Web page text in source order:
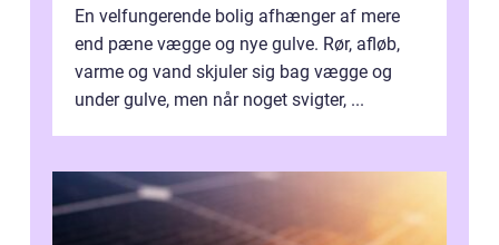
En velfungerende bolig afhænger af mere
end pæne vægge og nye gulve. Rør, afløb,
varme og vand skjuler sig bag vægge og
under gulve, men når noget svigter, ...